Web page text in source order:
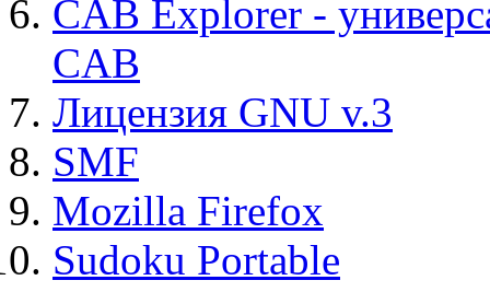
CAB Explorer -
CAB
Лицензия GNU v.3
SMF
Mozilla Firefox
Sudoku Portable